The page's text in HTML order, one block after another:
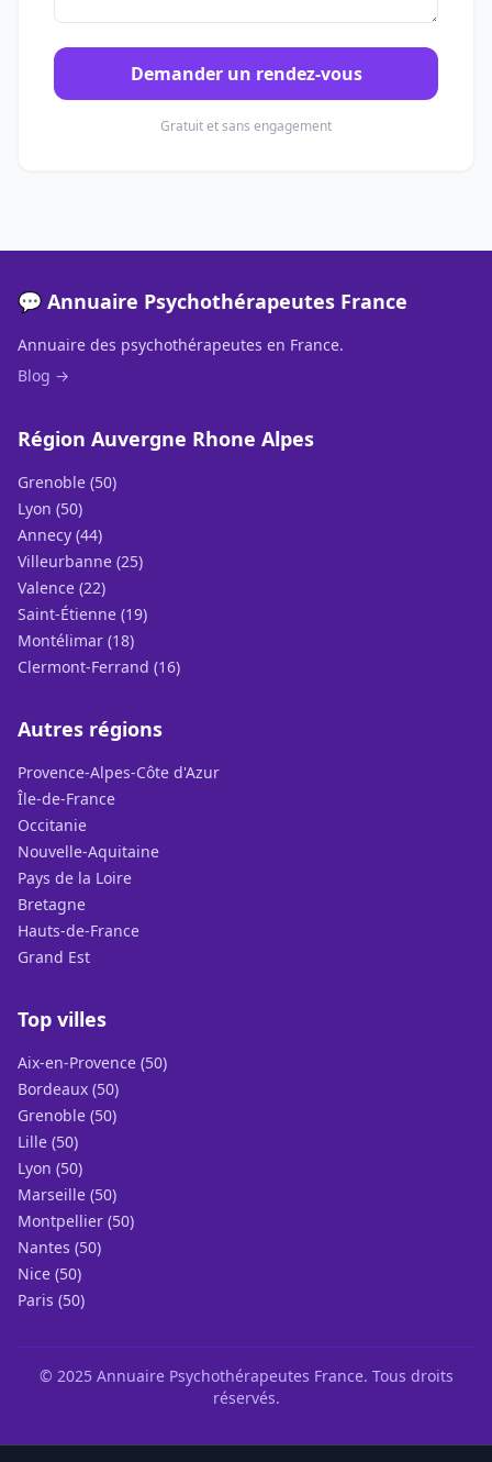
Demander un rendez-vous
Gratuit et sans engagement
💬 Annuaire Psychothérapeutes France
Annuaire des psychothérapeutes en France.
Blog →
Région Auvergne Rhone Alpes
Grenoble (50)
Lyon (50)
Annecy (44)
Villeurbanne (25)
Valence (22)
Saint-Étienne (19)
Montélimar (18)
Clermont-Ferrand (16)
Autres régions
Provence-Alpes-Côte d'Azur
Île-de-France
Occitanie
Nouvelle-Aquitaine
Pays de la Loire
Bretagne
Hauts-de-France
Grand Est
Top villes
Aix-en-Provence (50)
Bordeaux (50)
Grenoble (50)
Lille (50)
Lyon (50)
Marseille (50)
Montpellier (50)
Nantes (50)
Nice (50)
Paris (50)
© 2025 Annuaire Psychothérapeutes France. Tous droits
réservés.